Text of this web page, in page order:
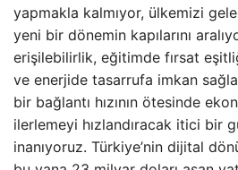
yapmakla kalmıyor, ülkemizi
yeni bir dönemin kapılarını
erişilebilirlik, eğitimde fırsat
ve enerjide tasarrufa imkan
bir bağlantı hızının ötesinde
ilerlemeyi hızlandıracak itici bir
inanıyoruz. Türkiye’nin dijital